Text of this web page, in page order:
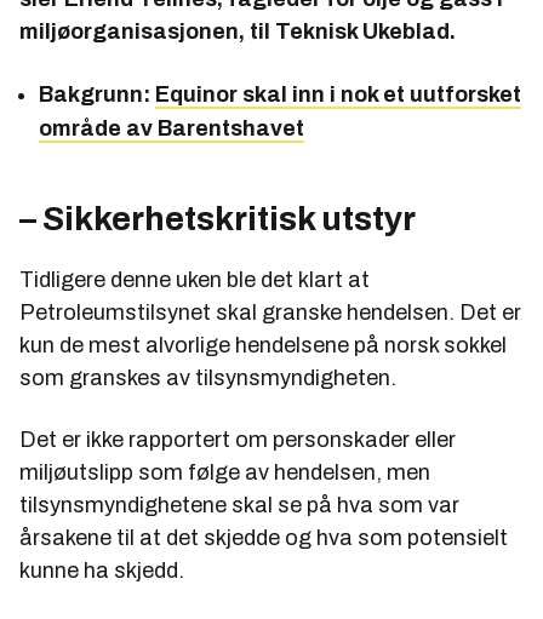
miljøorganisasjonen, til Teknisk Ukeblad.
Bakgrunn: Equinor skal inn i nok et uutforsket
område av Barentshavet
– Sikkerhetskritisk utstyr
Tidligere denne uken ble det klart at
Petroleumstilsynet skal granske hendelsen. Det er
kun de mest alvorlige hendelsene på norsk sokkel
som granskes av tilsynsmyndigheten.
Det er ikke rapportert om personskader eller
miljøutslipp som følge av hendelsen, men
tilsynsmyndighetene skal se på hva som var
årsakene til at det skjedde og hva som potensielt
kunne ha skjedd.